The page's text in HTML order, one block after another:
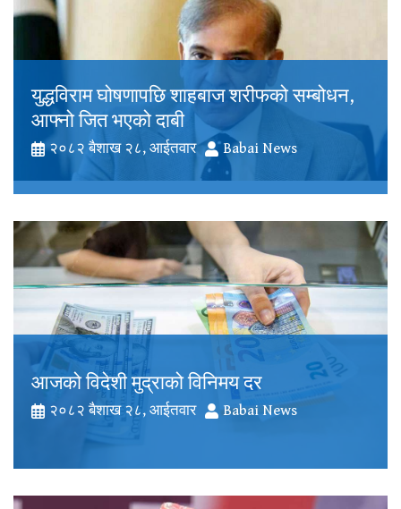
युद्धविराम घोषणापछि शाहबाज शरीफको सम्बोधन,
आफ्नो जित भएको दाबी
२०८२ बैशाख २८, आईतवार Babai News
आजको विदेशी मुद्राको विनिमय दर
२०८२ बैशाख २८, आईतवार Babai News